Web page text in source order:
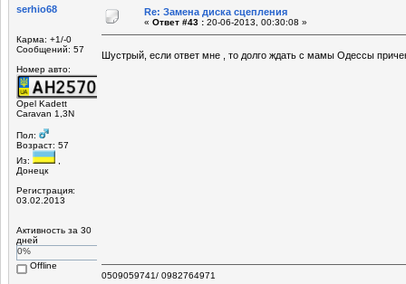
serhio68
Карма: +1/-0
Сообщений: 57
Номер авто:
Opel Kadett
Caravan 1,3N
Пол:
Возраст: 57
Из:
,
Донецк
Регистрация:
03.02.2013
Активность за 30
дней
0%
Offline
Re: Замена диска сцепления
« Ответ #43 : 20-06-2013, 00:30:08 »
Шустрый, если ответ мне , то долго ждать с мамы Одессы
0509059741/ 0982764971